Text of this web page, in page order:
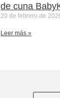
de cuna
20 de febrero de
Leer más »